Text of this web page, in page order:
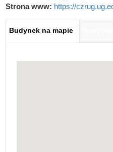
Strona www: https://
Mapy
Budynek na mapie